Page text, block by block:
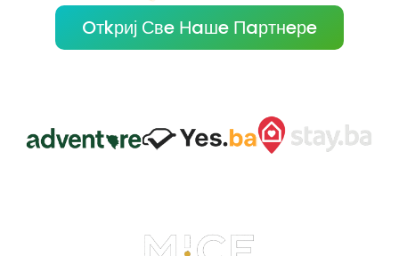
Oтkриј Свe Нaшe Пaртнeрe